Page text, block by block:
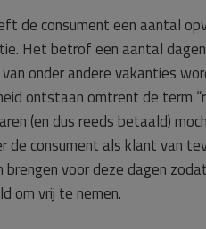
de consument een aantal
Het betrof een aantal
onder andere vakanties
ontstaan omtrent de term
(en dus reeds betaald)
de consument als klant van
brengen voor deze dagen
om vrij te nemen.